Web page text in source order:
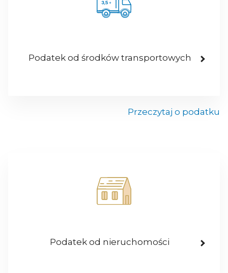
Podatek od środków transportowych
Przeczytaj o podatku
Podatek od nieruchomości